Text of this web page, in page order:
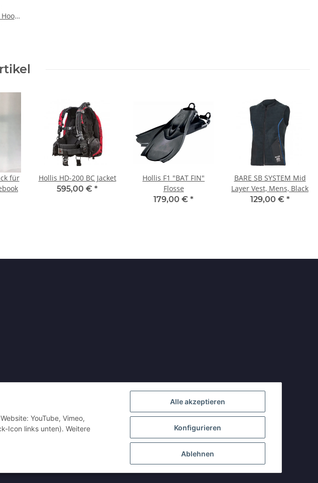
Alle akzeptieren
Konfigurieren
Ablehnen
YouTube, Vimeo,
Icon links unten). Weitere
für
Hollis HD-200 BC Jacket
595,00 € *
Hollis F1 "BAT FIN"
Flosse
179,00 € *
BARE SB SYSTEM Mid
Layer Vest, Mens, Black
129,00 € *